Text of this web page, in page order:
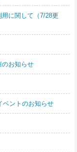
用に関して（7/28更
お知らせ
ベントのお知らせ